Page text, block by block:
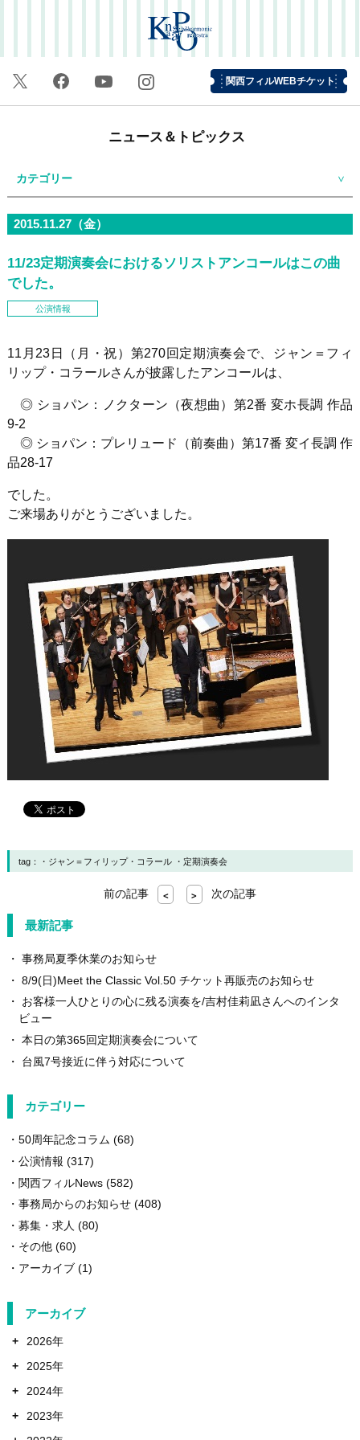
関西フィルWEBチケット
ニュース＆トピックス
カテゴリー
2015.11.27（金）
11/23定期演奏会におけるソリストアンコールはこの曲
でした。
公演情報
11月23日（月・祝）第270回定期演奏会で、ジャン＝フィ
リップ・コラールさんが披露したアンコールは、
◎ ショパン：ノクターン（夜想曲）第2番 変ホ長調 作品
9-2
◎ ショパン：プレリュード（前奏曲）第17番 変イ長調 作
品28-17
でした。
ご来場ありがとうございました。
tag： ジャン＝フィリップ・コラール 定期演奏会
前の記事 < > 次の記事
最新記事
事務局夏季休業のお知らせ
8/9(日)Meet the Classic Vol.50 チケット再販売のお知らせ
お客様一人ひとりの心に残る演奏を/吉村佳莉凪さんへのインタ
ビュー
本日の第365回定期演奏会について
台風7号接近に伴う対応について
カテゴリー
50周年記念コラム (68)
公演情報 (317)
関西フィルNews(582)
事務局からのお知らせ(408)
募集・求人 (80)
その他(60)
アーカイブ(1)
アーカイブ
+
2026年
+
2025年
+
2024年
+
2023年